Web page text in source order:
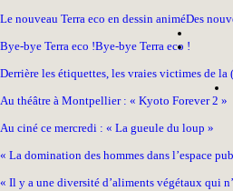
Le nouveau Terra eco en dessin animéDes
Bye-bye Terra eco !Bye-bye Terra eco !
Derrière les étiquettes, les vraies victimes de la
Au théâtre à Montpellier : « Kyoto Forever 2 »
Au ciné ce mercredi : « La gueule du loup »
« La domination des hommes dans l’espace
« Il y a une diversité d’aliments végétaux qui